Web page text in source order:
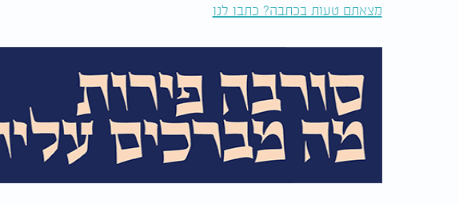
מצאתם טעות בכתבה? כתבו לנו